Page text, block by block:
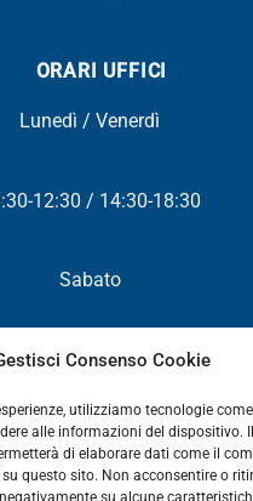
Consenso Cookie
utilizziamo tecnologie
alle informazioni del dispositivo.
di elaborare dati come il
questo sito. Non acconsentire o
su alcune
ORARI UFFICI
Lunedì / Venerdì
12:30 / 14:30-18:30
Sabato
Chiuso
NEWSLETTER